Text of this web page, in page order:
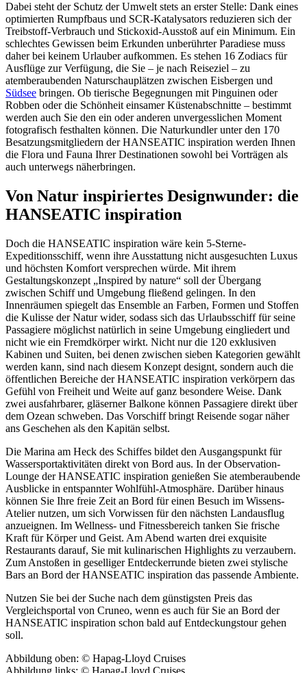
Dabei steht der Schutz der Umwelt stets an erster Stelle: Dank eines
optimierten Rumpfbaus und SCR-Katalysators reduzieren sich der
Treibstoff-Verbrauch und Stickoxid-Ausstoß auf ein Minimum. Ein
schlechtes Gewissen beim Erkunden unberührter Paradiese muss
daher bei keinem Urlauber aufkommen. Es stehen 16 Zodiacs für
Ausflüge zur Verfügung, die Sie – je nach Reiseziel – zu
atemberaubenden Naturschauplätzen zwischen Eisbergen und
Südsee bringen. Ob tierische Begegnungen mit Pinguinen oder
Robben oder die Schönheit einsamer Küstenabschnitte – bestimmt
werden auch Sie den ein oder anderen unvergesslichen Moment
fotografisch festhalten können. Die Naturkundler unter den 170
Besatzungsmitgliedern der HANSEATIC inspiration werden Ihnen
die Flora und Fauna Ihrer Destinationen sowohl bei Vorträgen als
auch unterwegs näherbringen.
Von Natur inspiriertes Designwunder: die
HANSEATIC inspiration
Doch die HANSEATIC inspiration wäre kein 5-Sterne-
Expeditionsschiff, wenn ihre Ausstattung nicht ausgesuchten Luxus
und höchsten Komfort versprechen würde. Mit ihrem
Gestaltungskonzept „Inspired by nature“ soll der Übergang
zwischen Schiff und Umgebung fließend gelingen. In den
Innenräumen spiegelt das Ensemble an Farben, Formen und Stoffen
die Kulisse der Natur wider, sodass sich das Urlaubsschiff für seine
Passagiere möglichst natürlich in seine Umgebung eingliedert und
nicht wie ein Fremdkörper wirkt. Nicht nur die 120 exklusiven
Kabinen und Suiten, bei denen zwischen sieben Kategorien gewählt
werden kann, sind nach diesem Konzept designt, sondern auch die
öffentlichen Bereiche der HANSEATIC inspiration verkörpern das
Gefühl von Freiheit und Weite auf ganz besondere Weise. Dank
zwei ausfahrbarer, gläserner Balkone können Passagiere direkt über
dem Ozean schweben. Das Vorschiff bringt Reisende sogar näher
ans Geschehen als den Kapitän selbst.
Die Marina am Heck des Schiffes bildet den Ausgangspunkt für
Wassersportaktivitäten direkt von Bord aus. In der Observation-
Lounge der HANSEATIC inspiration genießen Sie atemberaubende
Ausblicke in entspannter Wohlfühl-Atmosphäre. Darüber hinaus
können Sie Ihre freie Zeit an Bord für einen Besuch im Wissens-
Atelier nutzen, um sich Vorwissen für den nächsten Landausflug
anzueignen. Im Wellness- und Fitnessbereich tanken Sie frische
Kraft für Körper und Geist. Am Abend warten drei exquisite
Restaurants darauf, Sie mit kulinarischen Highlights zu verzaubern.
Zum Anstoßen in geselliger Entdeckerrunde bieten zwei stylische
Bars an Bord der HANSEATIC inspiration das passende Ambiente.
Nutzen Sie bei der Suche nach dem günstigsten Preis das
Vergleichsportal von Cruneo, wenn es auch für Sie an Bord der
HANSEATIC inspiration schon bald auf Entdeckungstour gehen
soll.
Abbildung oben: © Hapag-Lloyd Cruises
Abbildung links: © Hapag-Lloyd Cruises